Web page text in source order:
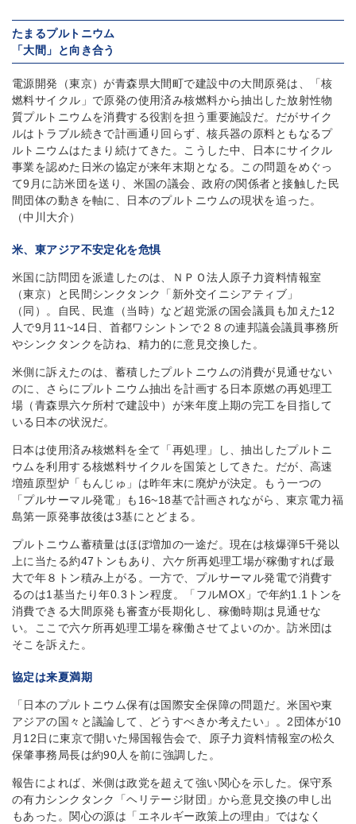
たまるプルトニウム
「大間」と向き合う
電源開発（東京）が青森県大間町で建設中の大間原発は、「核
燃料サイクル」で原発の使用済み核燃料から抽出した放射性物
質プルトニウムを消費する役割を担う重要施設だ。だがサイク
ルはトラブル続きで計画通り回らず、核兵器の原料ともなるプ
ルトニウムはたまり続けてきた。こうした中、日本にサイクル
事業を認めた日米の協定が来年末期となる。この問題をめぐっ
て9月に訪米団を送り、米国の議会、政府の関係者と接触した民
間団体の動きを軸に、日本のプルトニウムの現状を追った。
（中川大介）
米、東アジア不安定化を危惧
米国に訪問団を派遣したのは、ＮＰＯ法人原子力資料情報室
（東京）と民間シンクタンク「新外交イニシアティブ」
（同）。自民、民進（当時）など超党派の国会議員も加えた12
人で9月11~14日、首都ワシントンで２８の連邦議会議員事務所
やシンクタンクを訪ね、精力的に意見交換した。
米側に訴えたのは、蓄積したプルトニウムの消費が見通せない
のに、さらにプルトニウム抽出を計画する日本原燃の再処理工
場（青森県六ケ所村で建設中）が来年度上期の完工を目指して
いる日本の状況だ。
日本は使用済み核燃料を全て「再処理」し、抽出したプルトニ
ウムを利用する核燃料サイクルを国策としてきた。だが、高速
増殖原型炉「もんじゅ」は昨年末に廃炉が決定。もう一つの
「プルサーマル発電」も16~18基で計画されながら、東京電力福
島第一原発事故後は3基にとどまる。
プルトニウム蓄積量はほぼ増加の一途だ。現在は核爆弾5千発以
上に当たる約47トンもあり、六ケ所再処理工場が稼働すれば最
大で年８トン積み上がる。一方で、プルサーマル発電で消費す
るのは1基当たり年0.3トン程度。「フルMOX」で年約1.1トンを
消費できる大間原発も審査が長期化し、稼働時期は見通せな
い。ここで六ケ所再処理工場を稼働させてよいのか。訪米団は
そこを訴えた。
協定は来夏満期
「日本のプルトニウム保有は国際安全保障の問題だ。米国や東
アジアの国々と議論して、どうすべきか考えたい」。2団体が10
月12日に東京で開いた帰国報告会で、原子力資料情報室の松久
保肇事務局長は約90人を前に強調した。
報告によれば、米側は政党を超えて強い関心を示した。保守系
の有力シンクタンク「ヘリテージ財団」から意見交換の申し出
もあった。関心の源は「エネルギー政策上の理由」ではなく